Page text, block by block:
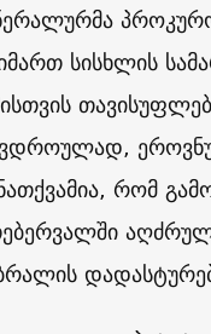
სისხლის
რომ